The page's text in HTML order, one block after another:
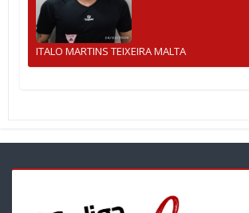
ITALO MARTINS TEIXEIRA MALTA